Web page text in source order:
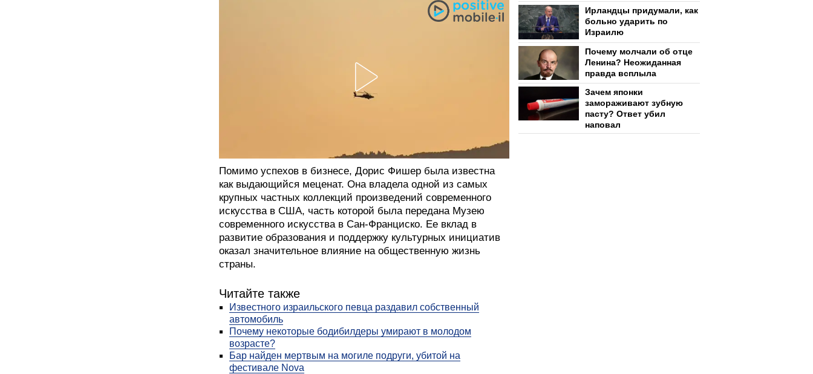
Помимо успехов в бизнесе, Дорис Фишер была известна
как выдающийся меценат. Она владела одной из самых
крупных частных коллекций произведений современного
искусства в США, часть которой была передана Музею
современного искусства в Сан-Франциско. Ее вклад в
развитие образования и поддержку культурных инициатив
оказал значительное влияние на общественную жизнь
страны.
Читайте также
Известного израильского певца раздавил собственный
автомобиль
Почему некоторые бодибилдеры умирают в молодом
возрасте?
Бар найден мертвым на могиле подруги, убитой на
фестивале Nova